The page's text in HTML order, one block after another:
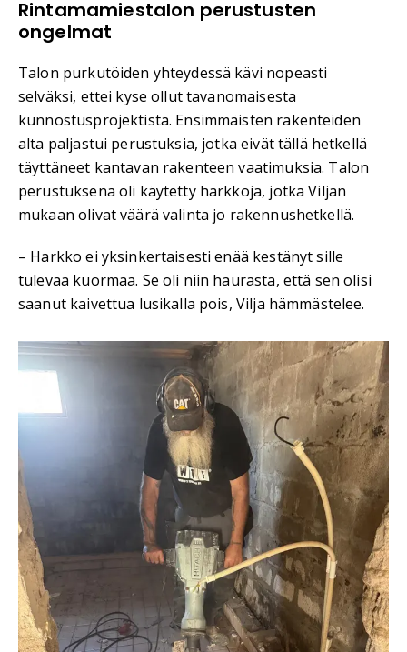
Rintamamiestalon perustusten
ongelmat
Talon purkutöiden yhteydessä kävi nopeasti
selväksi, ettei kyse ollut tavanomaisesta
kunnostusprojektista. Ensimmäisten rakenteiden
alta paljastui perustuksia, jotka eivät tällä hetkellä
täyttäneet kantavan rakenteen vaatimuksia. Talon
perustuksena oli käytetty harkkoja, jotka Viljan
mukaan olivat väärä valinta jo rakennushetkellä.
– Harkko ei yksinkertaisesti enää kestänyt sille
tulevaa kuormaa. Se oli niin haurasta, että sen olisi
saanut kaivettua lusikalla pois, Vilja hämmästelee.